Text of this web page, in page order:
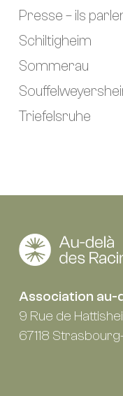
Presse – ils
Schiltigheim
Sommerau
Triefelsruhe
Association au-
9 Rue de
67118